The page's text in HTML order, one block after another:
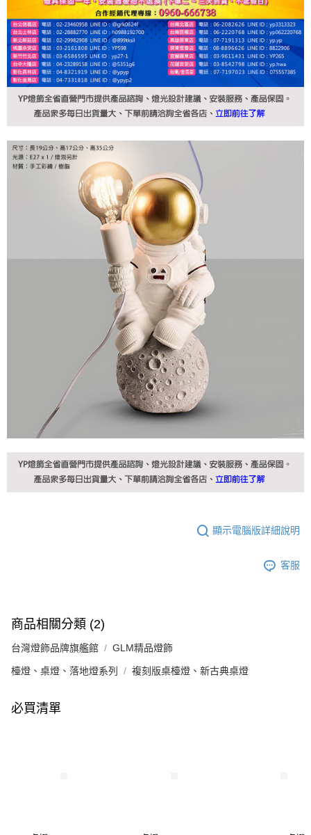
顯示電腦版詳細說明
客服
商品相關分類 (2)
台灣燈飾品牌旗艦館 GLM精品燈飾
檯燈、桌燈、落地燈系列 複刻版桌檯燈、新古典桌燈
必買清單